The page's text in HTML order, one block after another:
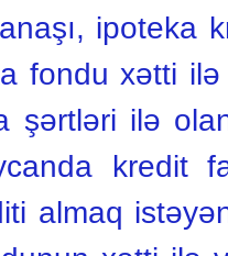
ipoteka
fondu хətti
şərtləri ilə
kredit
almaq